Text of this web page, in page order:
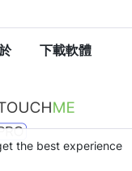
下載軟體
the best experience